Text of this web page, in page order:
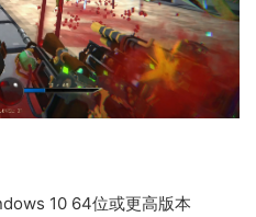
10 64位或更高版本